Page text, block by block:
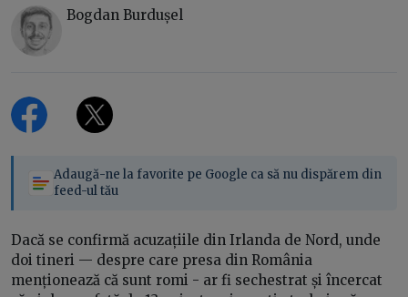
Bogdan Burdușel
Adaugă-ne la favorite pe Google ca să nu dispărem din
feed-ul tău
Dacă se confirmă acuzațiile din Irlanda de Nord, unde
doi tineri — despre care presa din România
menționează că sunt romi - ar fi sechestrat și încercat